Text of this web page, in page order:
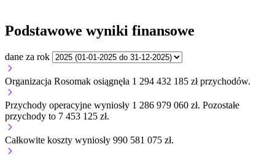
Podstawowe wyniki finansowe
dane za rok
Organizacja Rosomak osiągnęła 1 294 432 185 zł przychodów.
Przychody operacyjne wyniosły 1 286 979 060 zł. Pozostałe
przychody to 7 453 125 zł.
Całkowite koszty wyniosły 990 581 075 zł.